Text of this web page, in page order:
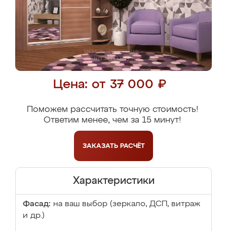
Цена: от 37 000 ₽
Поможем рассчитать точную стоимость!
Ответим менее, чем за 15 минут!
ЗАКАЗАТЬ РАСЧЁТ
Характеристики
Фасад: на ваш выбор (зеркало, ДСП, витраж
и др.)